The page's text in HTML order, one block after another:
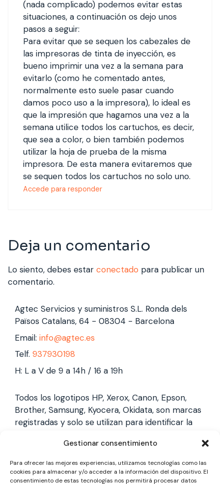
Gestionar consentimiento
Para ofrecer las mejores experiencias, utilizamos tecnologías como las
cookies para almacenar y/o acceder a la información del dispositivo. El
consentimiento de estas tecnologías nos permitirá procesar datos
(nada complicado) podemos evitar estas
situaciones, a continuación os dejo unos
pasos a seguir:
Para evitar que se sequen los cabezales de
las impresoras de tinta de inyección, es
bueno imprimir una vez a la semana para
evitarlo (como he comentado antes,
normalmente esto suele pasar cuando
damos poco uso a la impresora), lo ideal es
que la impresión que hagamos una vez a la
semana utilice todos los cartuchos, es decir,
que sea a color, o bien también podemos
utilizar la hoja de prueba de la misma
impresora. De esta manera evitaremos que
se sequen todos los cartuchos no solo uno.
Accede para responder
Deja un comentario
Lo siento, debes estar conectado para publicar un
comentario.
Agtec Servicios y suministros S.L. Ronda dels
Països Catalans, 64 - 08304 - Barcelona
Email: info@agtec.es
Telf. 937930198
H: L a V de 9 a 14h / 16 a 19h
Todos los logotipos HP, Xerox, Canon, Epson,
Brother, Samsung, Kyocera, Okidata, son marcas
registradas y solo se utilizan para identificar la
marcas, y solo reparamos impresoras laser,
somos un servicio técnico especializado y
totalmente independiente.